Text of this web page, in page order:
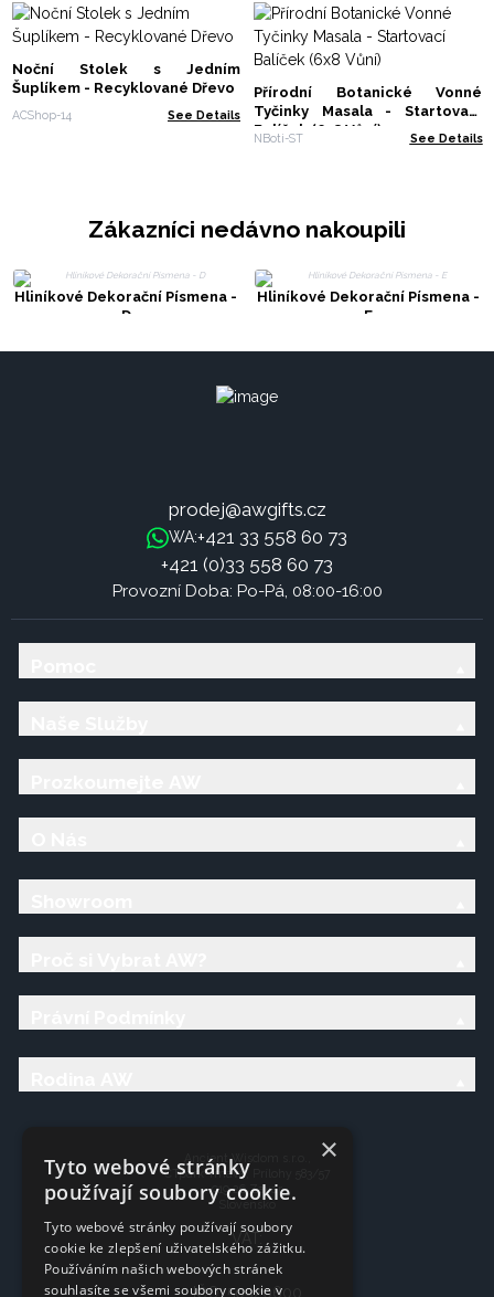
Noční Stolek s Jedním
Šuplíkem - Recyklované Dřevo
ACShop-14 See Details
Přírodní Botanické Vonné
Tyčinky Masala - Startovací
Balíček (6x8 Vůní)
NBoti-ST See Details
Zákazníci nedávno nakoupili
Hliníkové Dekorační Písmena -
D
Hliníkové Dekorační Písmena -
E
prodej@awgifts.cz
WA:+421 33 558 60 73
+421 (0)33 558 60 73
Provozní Doba: Po-Pá, 08:00-16:00
Ancient Wisdom s.r.o.,
CTpark Trnava, Prílohy 583/57
919 26 Zavar
Slovensko
IČO: 50920600
×
Tyto webové stránky
používají soubory cookie.
Tyto webové stránky používají soubory
cookie ke zlepšení uživatelského zážitku.
Používáním našich webových stránek
souhlasíte se všemi soubory cookie v